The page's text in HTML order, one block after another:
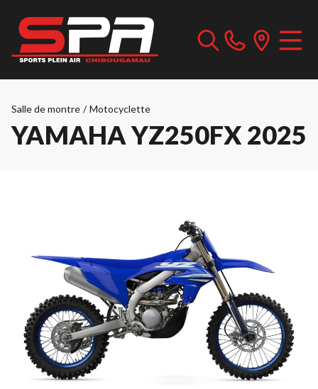
Salle de montre / Motocyclette
YAMAHA YZ250FX 2025